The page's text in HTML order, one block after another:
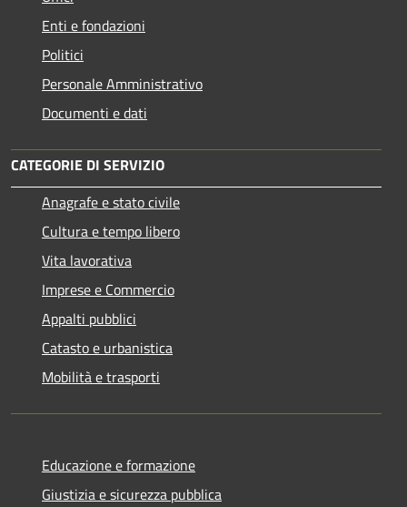
Enti e fondazioni
Politici
Personale Amministrativo
Documenti e dati
CATEGORIE DI SERVIZIO
Anagrafe e stato civile
Cultura e tempo libero
Vita lavorativa
Imprese e Commercio
Appalti pubblici
Catasto e urbanistica
Mobilità e trasporti
Educazione e formazione
Giustizia e sicurezza pubblica